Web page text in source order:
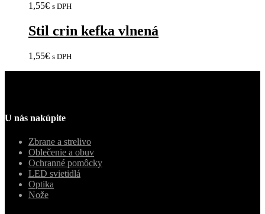
1,55€ s DPH
Stil crin kefka vlnená
1,55€ s DPH
U nás nakúpite
Zbrane a strelivo
Oblečenie a obuv
Ochranné pomôcky
LED svietidlá
Optika
Nože